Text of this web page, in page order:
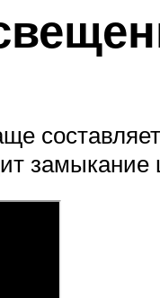
замыкание